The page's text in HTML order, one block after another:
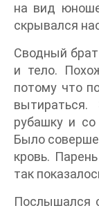
на вид
скрывался
Сводный
и тело.
потому что
рубашку и
Было
кровь.
так
Послышался